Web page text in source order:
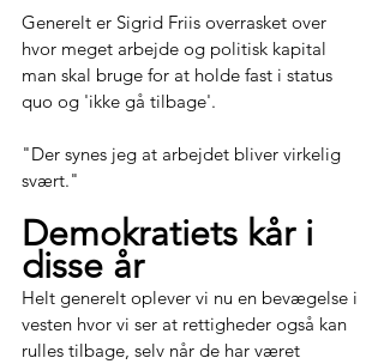
Generelt er Sigrid Friis overrasket over
hvor meget arbejde og politisk kapital
man skal bruge for at holde fast i status
quo og 'ikke gå tilbage'.
"Der synes jeg at arbejdet bliver virkelig
svært."
Demokratiets kår i
disse år
Helt generelt oplever vi nu en bevægelse i
vesten hvor vi ser at rettigheder også kan
rulles tilbage, selv når de har været